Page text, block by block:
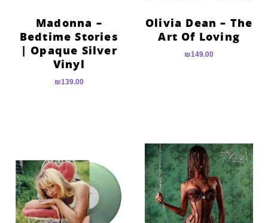
Olivia Dean – The
Art Of Loving
₪149.00
Madonna –
Bedtime Stories
| Opaque Silver
Vinyl
₪139.00